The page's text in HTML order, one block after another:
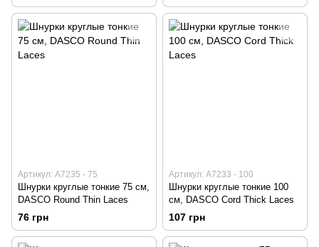
Артикул: А7235 - 75
Шнурки круглые тонкие 75 см,
DASCO Round Thin Laces
76 грн
Артикул: А7233 - 100
Шнурки круглые тонкие 100
см, DASCO Cord Thick Laces
107 грн